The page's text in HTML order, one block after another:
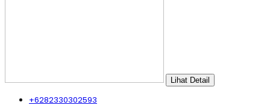
Lihat Detail
+6282330302593